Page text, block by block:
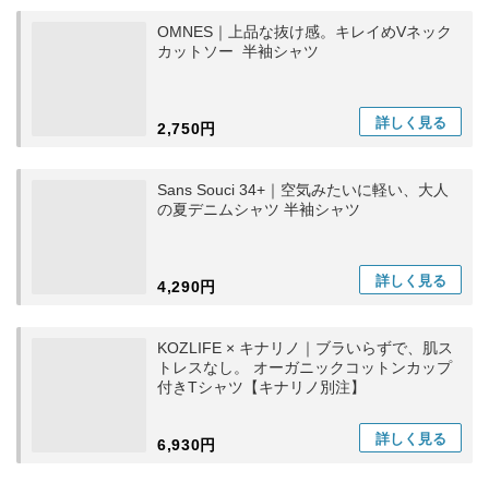
OMNES｜上品な抜け感。キレイめVネック
カットソー 半袖シャツ
2,750円 詳しく 見る
Sans Souci 34+｜空気みたいに軽い、大人
の夏デニムシャツ 半袖シャツ
4,290円 詳しく 見る
KOZLIFE × キナリノ｜ブラいらずで、肌ス
トレスなし。 オーガニックコットンカップ
付きTシャツ【キナリノ別注】
6,930円 詳しく 見る